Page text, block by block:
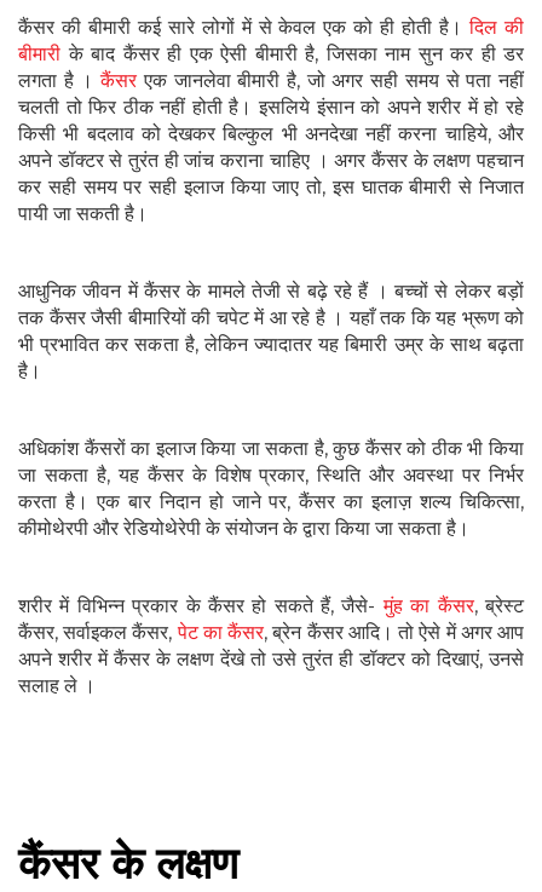
कैंसर की बीमारी कई सारे लोगों में से केवल एक को ही होती है।दिल की
बीमारी के बाद कैंसर ही एक ऐसी बीमारी है, जिसका नाम सुन कर ही डर
लगता है ।कैंसरएक जानलेवा बीमारी है, जो अगर सही समय से पता नहीं
चलती तो फिर ठीक नहीं होती है। इसलिये इंसान को अपने शरीर में हो रहे
किसी भी बदलाव को देखकर बिल्‍कुल भी अनदेखा नहीं करना चाहिये, और
अपने डॉक्टर से तुरंत ही जांच कराना चाहिए । अगर कैंसर के लक्षण पहचान
कर सही समय पर सही इलाज किया जाए तो, इस घातक बीमारी से निजात
पायी जा सकती है।
आधुनिक जीवन में कैंसर के मामले तेजी से बढ़े रहे हैं । बच्चों से लेकर बड़ों
तक कैंसर जैसी बीमारियों की चपेट में आ रहे है । यहाँ तक कि यह भ्रूण को
भी प्रभावित कर सकता है, लेकिन ज्यादातर यह बिमारी उम्र के साथ बढ़ता
है।
अधिकांश कैंसरों का इलाज किया जा सकता है, कुछ कैंसर को ठीक भी किया
जा सकता है, यह कैंसर के विशेष प्रकार, स्थिति और अवस्था पर निर्भर
करता है। एक बार निदान हो जाने पर, कैंसर का इलाज़ शल्य चिकित्सा,
कीमोथेरपी और रेडियोथेरेपी के संयोजन के द्वारा किया जा सकता है।
शरीर में विभिन्न प्रकार के कैंसर हो सकते हैं, जैसे-मुंह का कैंसर, ब्रेस्ट
कैंसर, सर्वाइकल कैंसर,पेट का कैंसर, ब्रेन कैंसर आदि। तो ऐसे में अगर आप
अपने शरीर में कैंसर के लक्षण देंखे तो उसे तुरंत ही डॉक्‍टर को दिखाएं, उनसे
सलाह ले ।
कैंसर के लक्षण